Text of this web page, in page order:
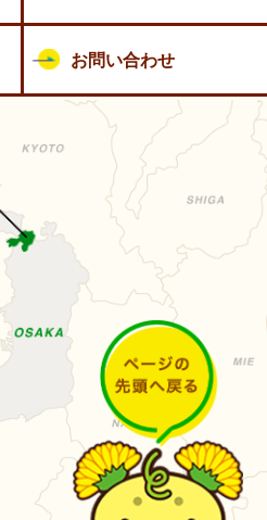
お問い合わせ